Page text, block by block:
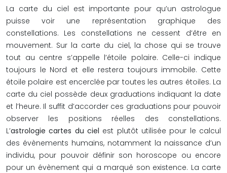
La carte du ciel est importante pour qu’un astrologue
puisse voir une représentation graphique des
constellations. Les constellations ne cessent d’être en
mouvement. Sur la carte du ciel, la chose qui se trouve
tout au centre s’appelle l’étoile polaire. Celle-ci indique
toujours le Nord et elle restera toujours immobile. Cette
étoile polaire est encerclée par toutes les autres étoiles. La
carte du ciel possède deux graduations indiquant la date
et l’heure. Il suffit d’accorder ces graduations pour pouvoir
observer les positions réelles des constellations.
L’astrologie cartes du ciel est plutôt utilisée pour le calcul
des évènements humains, notamment la naissance d’un
individu, pour pouvoir définir son horoscope ou encore
pour un évènement qui a marqué son existence. La carte